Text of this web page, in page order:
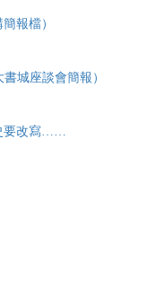
報檔）
城座談會簡報）
要改寫……